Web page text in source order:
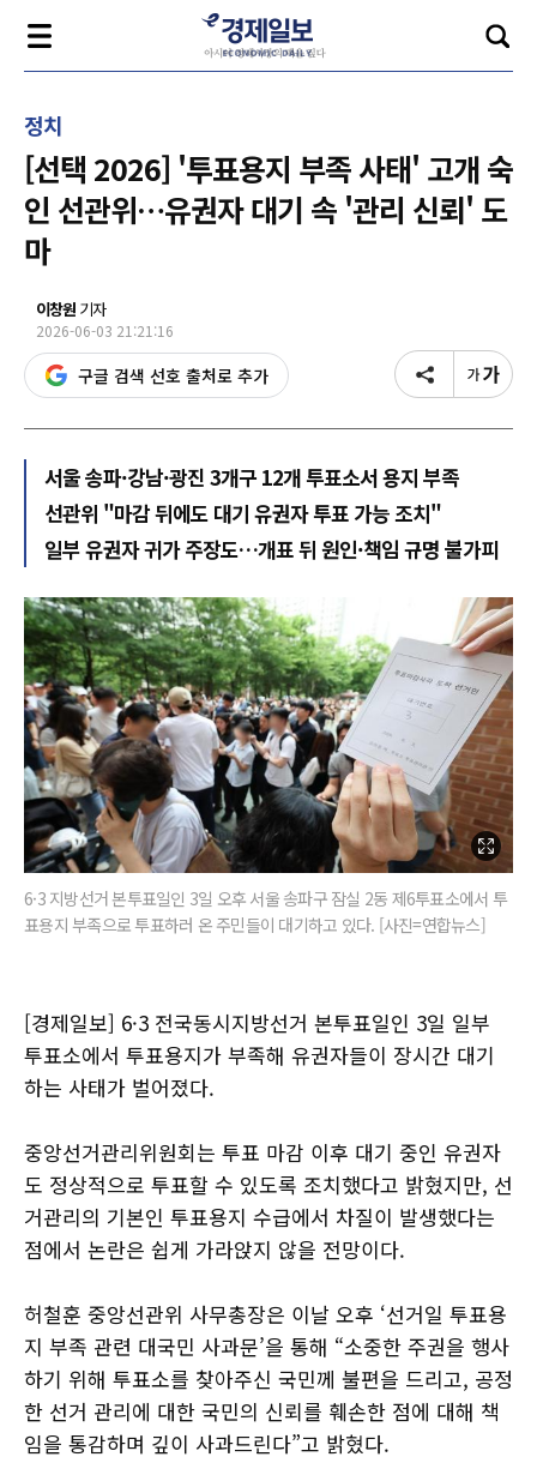
정치
[선택 2026] '투표용지 부족 사태' 고개 숙
인 선관위…유권자 대기 속 '관리 신뢰' 도
마
이창원 기자
2026-06-03 21:21:16
구글 검색 선호 출처로 추가
서울 송파·강남·광진 3개구 12개 투표소서 용지 부족
선관위 "마감 뒤에도 대기 유권자 투표 가능 조치"
일부 유권자 귀가 주장도…개표 뒤 원인·책임 규명 불가피
6·3 지방선거 본투표일인 3일 오후 서울 송파구 잠실 2동 제6투표소에서 투
표용지 부족으로 투표하러 온 주민들이 대기하고 있다. [사진=연합뉴스]
[경제일보] 6·3 전국동시지방선거 본투표일인 3일 일부
투표소에서 투표용지가 부족해 유권자들이 장시간 대기
하는 사태가 벌어졌다.
중앙선거관리위원회는 투표 마감 이후 대기 중인 유권자
도 정상적으로 투표할 수 있도록 조치했다고 밝혔지만, 선
거관리의 기본인 투표용지 수급에서 차질이 발생했다는
점에서 논란은 쉽게 가라앉지 않을 전망이다.
허철훈 중앙선관위 사무총장은 이날 오후 ‘선거일 투표용
지 부족 관련 대국민 사과문’을 통해 “소중한 주권을 행사
하기 위해 투표소를 찾아주신 국민께 불편을 드리고, 공정
한 선거 관리에 대한 국민의 신뢰를 훼손한 점에 대해 책
임을 통감하며 깊이 사과드린다”고 밝혔다.